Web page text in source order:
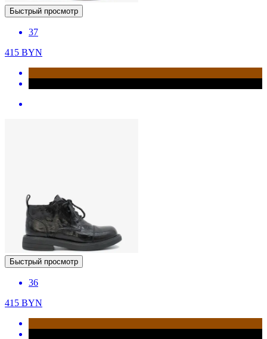
Быстрый просмотр
37
415 BYN
Быстрый просмотр
36
415 BYN